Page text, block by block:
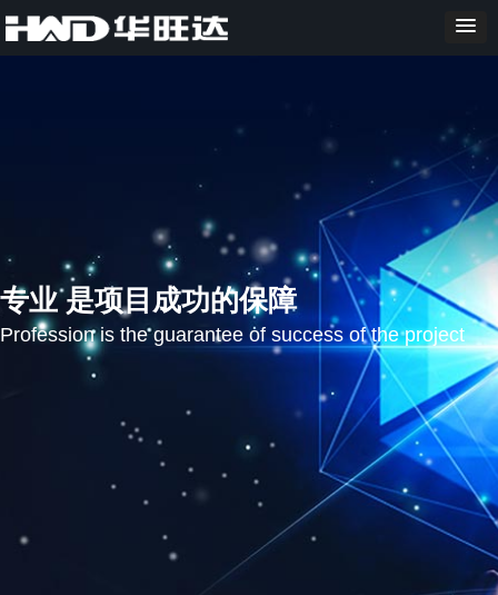
专业 是项目成功的保障
Profession is the guarantee of success of the project